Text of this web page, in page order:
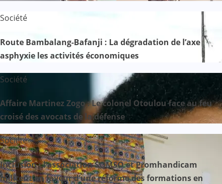
Société
Route Bambalang-Bafanji : La dégradation de l’axe
asphyxie les activités économiques
Société
Affaire Martinez Zogo : Le colonel Otoulou face au feu
croisé des avocats de la défense
Société
Inclusion : l’association SOMSO et Promhandicam
militent en faveur d’une réforme des formations en